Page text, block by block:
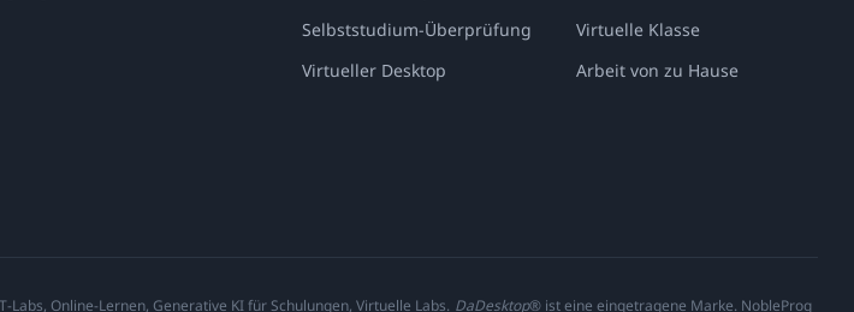
Selbststudium-Überprüfung
Virtuelle Klasse
Virtueller Desktop
Arbeit von zu Hause
Online-Lernen, Generative KI für Schulungen, Virtuelle Labs. DaDesktop® ist eine eingetragene Marke. NobleProg